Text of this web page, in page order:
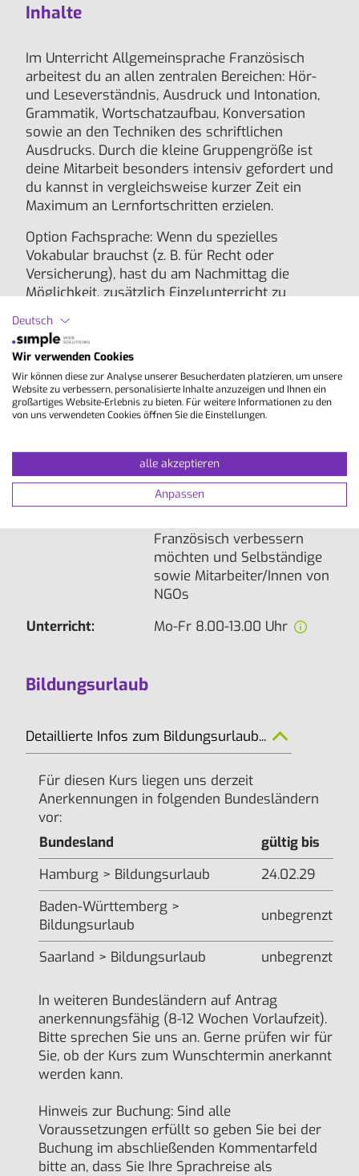
Inhalte
Im Unterricht Allgemeinsprache Französisch
arbeitest du an allen zentralen Bereichen: Hör-
und Leseverständnis, Ausdruck und Intonation,
Grammatik, Wortschatzaufbau, Konversation
sowie an den Techniken des schriftlichen
Ausdrucks. Durch die kleine Gruppengröße ist
deine Mitarbeit besonders intensiv gefordert und
du kannst in vergleichsweise kurzer Zeit ein
Maximum an Lernfortschritten erzielen.
Option Fachsprache: Wenn du spezielles
Vokabular brauchst (z. B. für Recht oder
Versicherung), hast du am Nachmittag die
Möglichkeit, zusätzlich Einzelunterricht zu
Lektionen/Woche:
Niveau-Stufen:
B1 , B2 , C1 , C2
Gruppengröße:
2 - 4
Dauer:
1 - 4 Wochen
Teilnehmerkreis:
Berufstätige,
Führungskräfte, welche ihr
Französisch verbessern
möchten und Selbständige
sowie Mitarbeiter/Innen von
NGOs
Unterricht:
Mo-Fr 8.00-13.00 Uhr
Bildungsurlaub
Detaillierte Infos zum Bildungsurlaub...
Für diesen Kurs liegen uns derzeit
Anerkennungen in folgenden Bundesländern
vor:
Bundesland
gültig bis
Hamburg > Bildungsurlaub
24.02.29
Baden-Württemberg >
Bildungsurlaub
unbegrenzt
Saarland > Bildungsurlaub unbegrenzt
In weiteren Bundesländern auf Antrag
anerkennungsfähig (8-12 Wochen Vorlaufzeit).
Bitte sprechen Sie uns an. Gerne prüfen wir für
Sie, ob der Kurs zum Wunschtermin anerkannt
werden kann.
Hinweis zur Buchung: Sind alle
Voraussetzungen erfüllt so geben Sie bei der
Buchung im abschließenden Kommentarfeld
bitte an, dass Sie Ihre Sprachreise als
Deutsch
Wir verwenden Cookies
Wir können diese zur Analyse unserer Besucherdaten platzieren, um unsere
Website zu verbessern, personalisierte Inhalte anzuzeigen und Ihnen ein
großartiges Website-Erlebnis zu bieten. Für weitere Informationen zu den
von uns verwendeten Cookies öffnen Sie die Einstellungen.
alle akzeptieren
Anpassen